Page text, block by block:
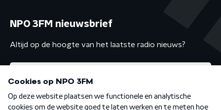
NPO 3FM nieuwsbrief
Altijd op de hoogte van het laatste radio nieuws?